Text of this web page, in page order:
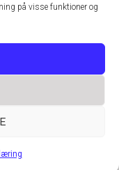
på visse funktioner og